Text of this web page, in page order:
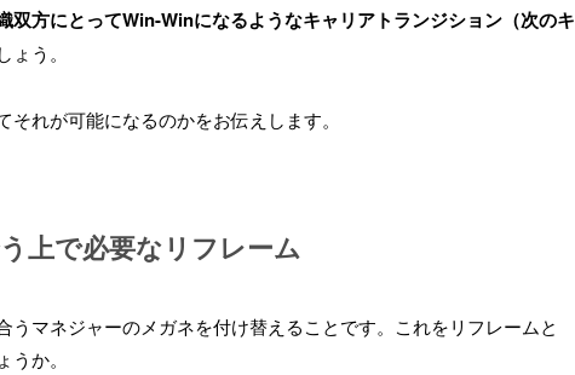
方にとってWin-Winになるようなキャリアトランジション（次のキ
ょう。
れが可能になるのかをお伝えします。
上で必要なリフレーム
うマネジャーのメガネを付け替えることです。これをリフレームと
か。